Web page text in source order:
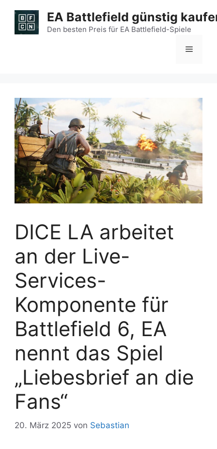
Inhalt
springen
EA Battlefield günstig
Den besten Preis für EA Battlefield-Spiele
Menü
DICE LA arbeitet
an der Live-
Services-
Komponente für
Battlefield 6, EA
nennt das Spiel
„Liebesbrief an die
Fans“
20. März 2025 von Sebastian